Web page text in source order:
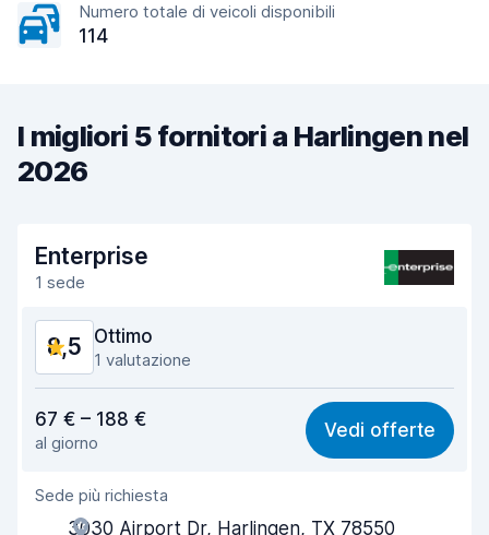
Numero totale di veicoli disponibili
114
I migliori 5 fornitori a Harlingen nel
2026
Enterprise
1 sede
8,5 Ottimo
1 valutazione
8,6
Facile da trovare 8,2
Gentilezza degli agenti
67 € – 188 €
al giorno
Vedi offerte
Sede più richiesta
3030 Airport Dr, Harlingen, TX 78550